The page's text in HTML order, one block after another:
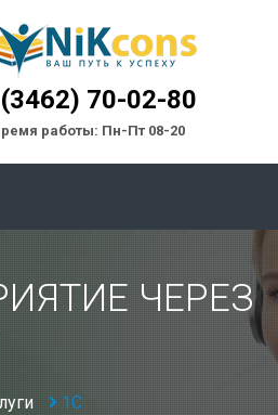
70-02-80
работы: Пн-Пт 08-20
ЧЕРЕЗ
1С